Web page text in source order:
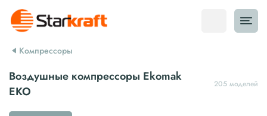
Компрессоры
Воздушные компрессоры Ekomak
EKO
205 моделей